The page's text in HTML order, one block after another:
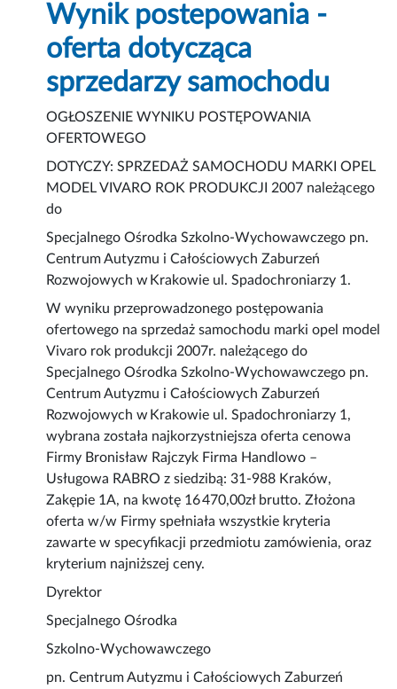
Wynik postepowania -
oferta dotycząca
sprzedarzy samochodu
OGŁOSZENIE WYNIKU POSTĘPOWANIA
OFERTOWEGO
DOTYCZY: SPRZEDAŻ SAMOCHODU MARKI OPEL
MODEL VIVARO ROK PRODUKCJI 2007 należącego
do
Specjalnego Ośrodka Szkolno-Wychowawczego pn.
Centrum Autyzmu i Całościowych Zaburzeń
Rozwojowych w Krakowie ul. Spadochroniarzy 1.
W wyniku przeprowadzonego postępowania
ofertowego na sprzedaż samochodu marki opel model
Vivaro rok produkcji 2007r. należącego do
Specjalnego Ośrodka Szkolno-Wychowawczego pn.
Centrum Autyzmu i Całościowych Zaburzeń
Rozwojowych w Krakowie ul. Spadochroniarzy 1,
wybrana została najkorzystniejsza oferta cenowa
Firmy Bronisław Rajczyk Firma Handlowo –
Usługowa RABRO z siedzibą: 31-988 Kraków,
Zakępie 1A, na kwotę 16 470,00zł brutto. Złożona
oferta w/w Firmy spełniała wszystkie kryteria
zawarte w specyfikacji przedmiotu zamówienia, oraz
kryterium najniższej ceny.
Dyrektor
Specjalnego Ośrodka
Szkolno-Wychowawczego
pn. Centrum Autyzmu i Całościowych Zaburzeń